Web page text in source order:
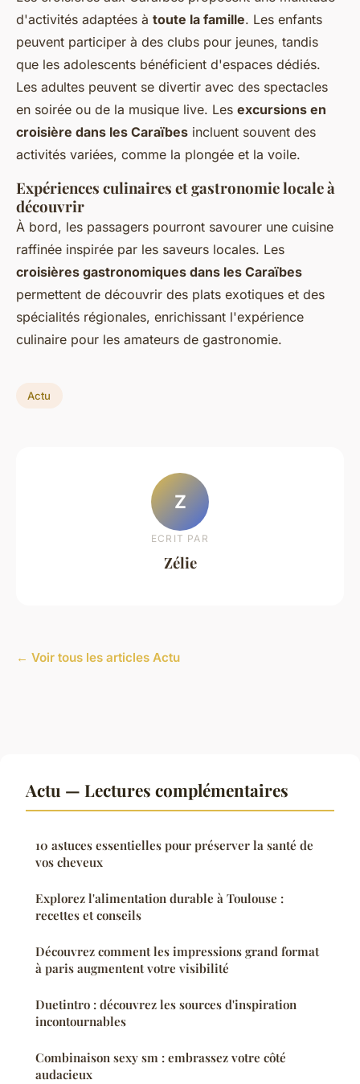
d'activités adaptées à toute la famille. Les enfants
peuvent participer à des clubs pour jeunes, tandis
que les adolescents bénéficient d'espaces dédiés.
Les adultes peuvent se divertir avec des spectacles
en soirée ou de la musique live. Les excursions en
croisière dans les Caraïbes incluent souvent des
activités variées, comme la plongée et la voile.
Expériences culinaires et gastronomie locale à
découvrir
À bord, les passagers pourront savourer une cuisine
raffinée inspirée par les saveurs locales. Les
croisières gastronomiques dans les Caraïbes
permettent de découvrir des plats exotiques et des
spécialités régionales, enrichissant l'expérience
culinaire pour les amateurs de gastronomie.
Actu
Z
ECRIT PAR
Zélie
← Voir tous les articles Actu
Actu — Lectures complémentaires
10 astuces essentielles pour préserver la santé de
vos cheveux
Explorez l'alimentation durable à Toulouse :
recettes et conseils
Découvrez comment les impressions grand format
à paris augmentent votre visibilité
Duetintro : découvrez les sources d'inspiration
incontournables
Combinaison sexy sm : embrassez votre côté
audacieux